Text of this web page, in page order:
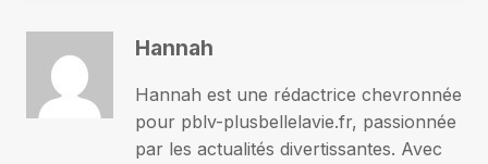
Hannah
Hannah est une rédactrice chevronnée
pour pblv-plusbellelavie.fr, passionnée
par les actualités divertissantes. Avec